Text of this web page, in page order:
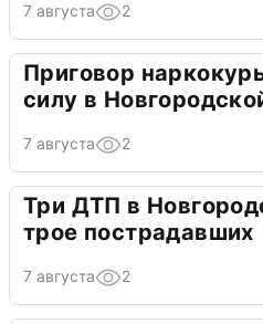
7 августа 2
Приговор
силу в
7 августа 2
Три ДТП в
трое пострадавших
7 августа 2